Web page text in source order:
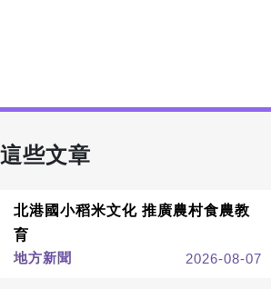
些文章
北港國小稻米文化 推廣農村食農教
育
地方新聞
2026-08-07